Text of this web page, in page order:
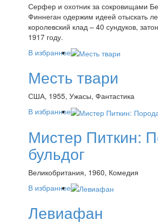
Серфер и охотник за сокровищами
Финнеган одержим идеей отыскать
королевский клад – 40 сундуков,
1917 году.
В избранное
Месть твари
США, 1955, Ужасы, Фантастика
В избранное
Мистер Питкин:
бульдог
Великобритания, 1960, Комедия
В избранное
Левиафан